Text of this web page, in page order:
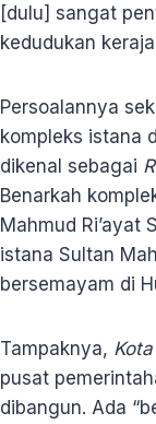
[dulu] sangat
kedudukan
Persoalannya
kompleks istana
dikenal sebagai
Benarkah
Mahmud Ri’ayat
istana Sultan
bersemayam di
Tampaknya,
pusat
dibangun. Ada